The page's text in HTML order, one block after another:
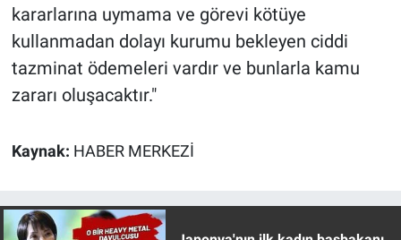
kararlarına uymama ve görevi kötüye
kullanmadan dolayı kurumu bekleyen ciddi
tazminat ödemeleri vardır ve bunlarla kamu
zararı oluşacaktır."
Kaynak: HABER MERKEZİ